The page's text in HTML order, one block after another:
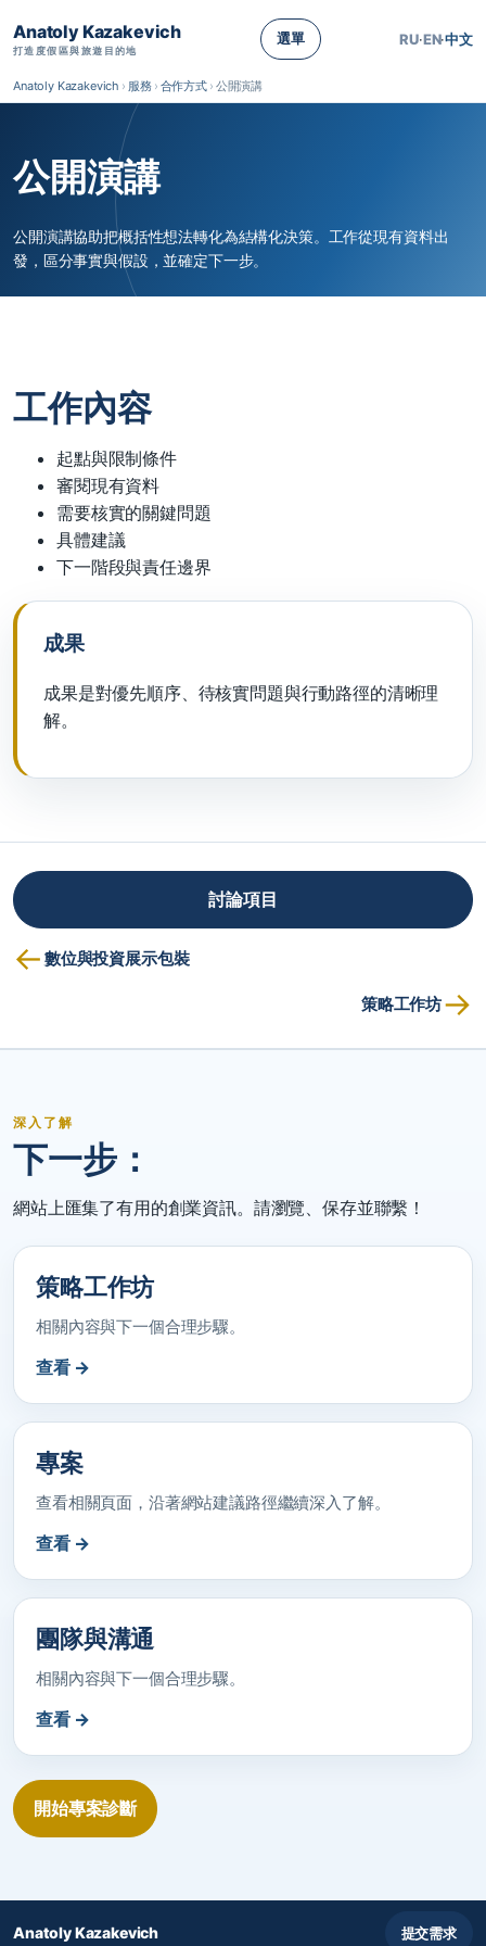
Anatoly Kazakevich
打造度假區與旅遊目的地
選單 RU·EN·中文
Anatoly Kazakevich › 服務 › 合作方式 › 公開演講
公開演講
公開演講協助把概括性想法轉化為結構化決策。工作從現有資料出
發，區分事實與假設，並確定下一步。
工作內容
起點與限制條件
審閱現有資料
需要核實的關鍵問題
具體建議
下一階段與責任邊界
成果
成果是對優先順序、待核實問題與行動路徑的清晰理
解。
←數位與投資展示包裝
討論項目
策略工作坊→
深入了解
下一步：
網站上匯集了有用的創業資訊。請瀏覽、保存並聯繫！
策略工作坊
相關內容與下一個合理步驟。
查看 →
專案
查看相關頁面，沿著網站建議路徑繼續深入了解。
查看 →
團隊與溝通
相關內容與下一個合理步驟。
查看 →
開始專案診斷
Anatoly Kazakevich 提交需求